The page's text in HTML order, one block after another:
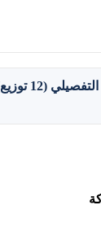
(12 توزيع)